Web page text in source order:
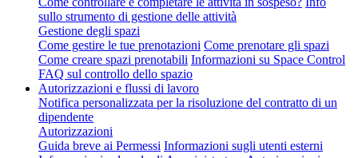
sullo strumento di gestione delle attività
Gestione degli spazi
Come gestire le tue prenotazioni Come prenotare gli spazi
Come creare spazi prenotabili Informazioni su Space Control
FAQ sul controllo dello spazio
Autorizzazioni e flussi di lavoro
Notifica personalizzata per la risoluzione del contratto di un
dipendente
Autorizzazioni
Guida breve ai Permessi Informazioni sugli utenti esterni